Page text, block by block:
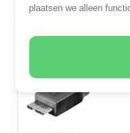
plaatsen we alleen